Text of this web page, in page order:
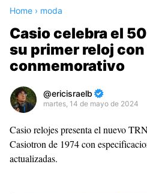
Home › moda
Casio celebra el
su primer reloj
conmemorativo
ericisraelb
martes, 14 de mayo de 2024
Premium
By
Raushan
Design
Casio relojes presenta el nuevo
Casiotron de 1974 con
actualizadas.